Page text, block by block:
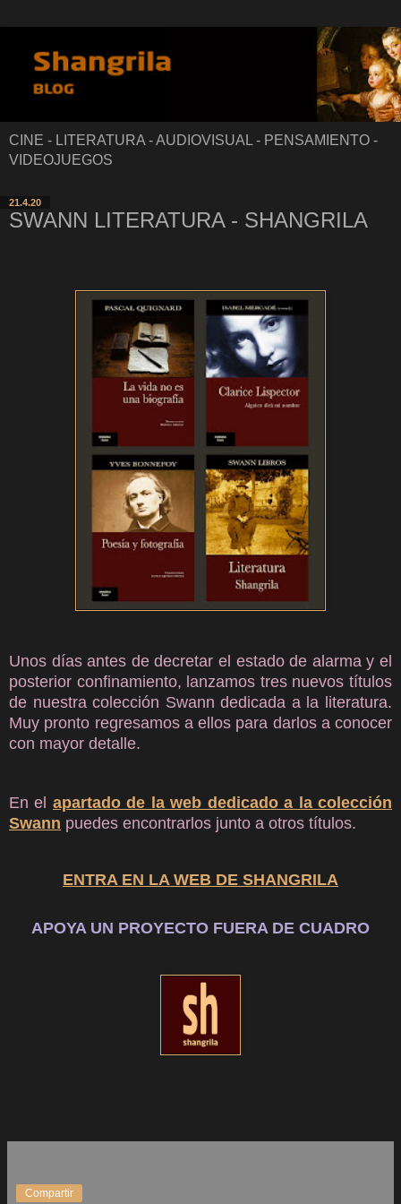
CINE - LITERATURA - AUDIOVISUAL - PENSAMIENTO -
VIDEOJUEGOS
21.4.20
SWANN LITERATURA - SHANGRILA
Unos días antes de decretar el estado de alarma y el
posterior confinamiento, lanzamos tres nuevos títulos
de nuestra colección Swann dedicada a la literatura.
Muy pronto regresamos a ellos para darlos a conocer
con mayor detalle.
En el apartado de la web dedicado a la colección
Swann puedes encontrarlos junto a otros títulos.
ENTRA EN LA WEB DE SHANGRILA
APOYA UN PROYECTO FUERA DE CUADRO
Compartir